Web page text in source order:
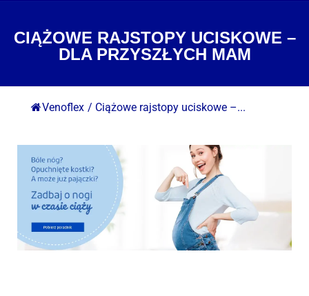
CIĄŻOWE RAJSTOPY UCISKOWE –
DLA PRZYSZŁYCH MAM
Venoflex / Ciążowe rajstopy uciskowe –...